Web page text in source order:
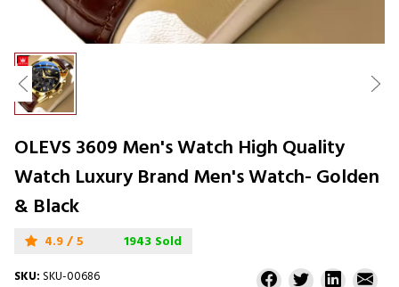
OLEVS 3609 Men's Watch High Quality
Watch Luxury Brand Men's Watch- Golden
& Black
4.9 / 5 1943 Sold
SKU: SKU-00686